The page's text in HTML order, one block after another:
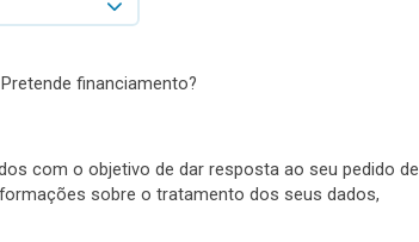
Pretende financiamento?
com o objetivo de dar resposta ao seu pedido de
sobre o tratamento dos seus dados,